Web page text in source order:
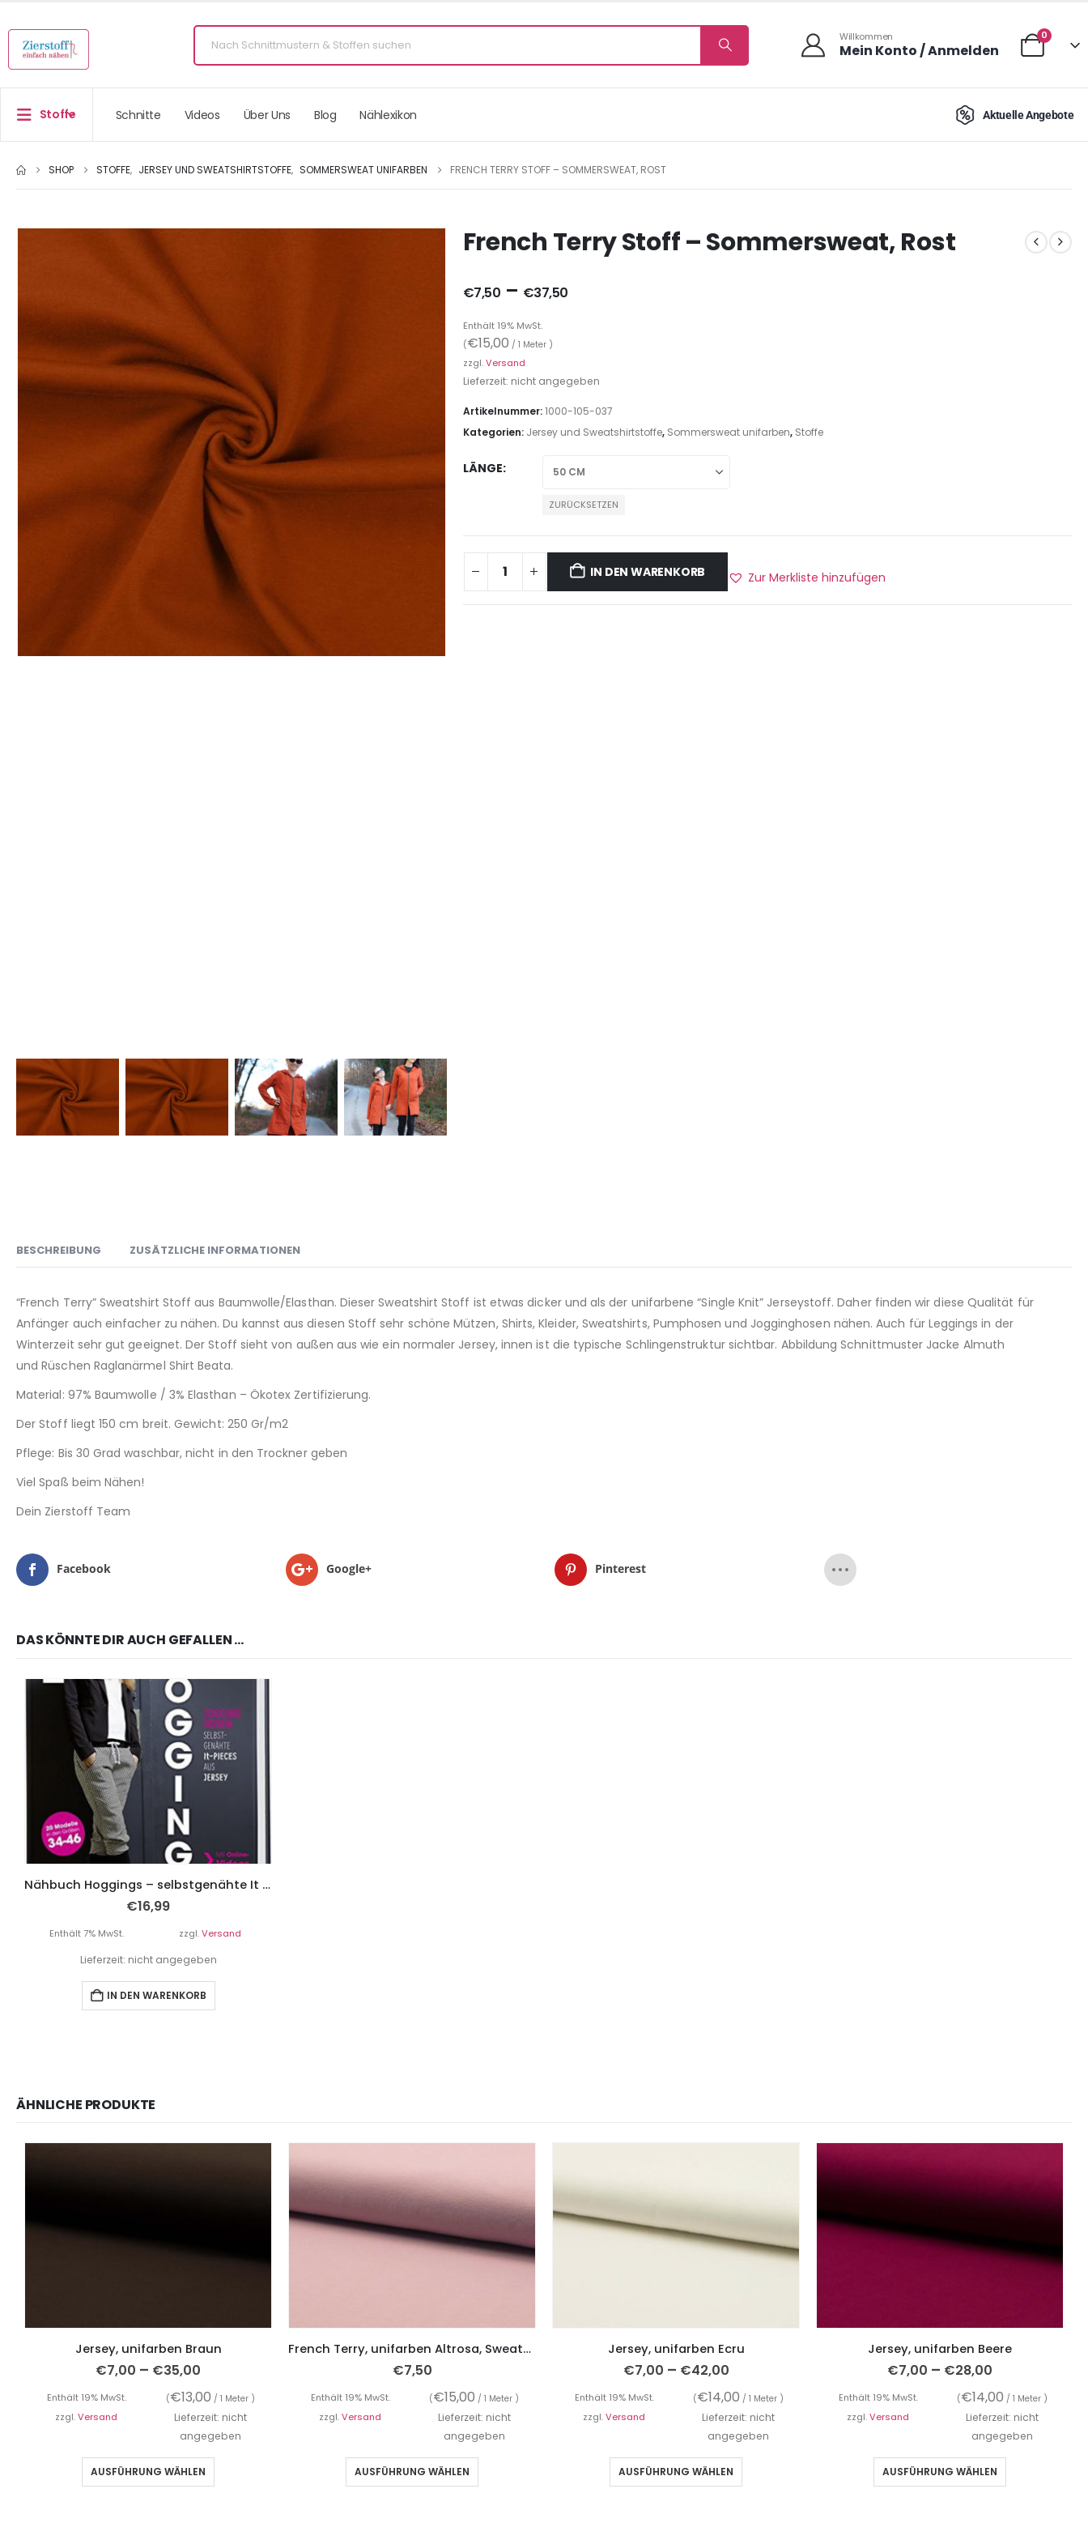
Willkommen
Mein Konto / Anmelden
0
Stoffe Schnitte Videos Über Uns Blog Nählexikon Aktuelle Angebote
SHOP STOFFE, JERSEY UND SWEATSHIRTSTOFFE, SOMMERSWEAT UNIFARBEN FRENCH TERRY STOFF – SOMMERSWEAT, ROST
French Terry Stoff – Sommersweat, Rost
€7,50 – €37,50
Enthält 19% MwSt.
(€15,00 / 1 Meter )
zzgl.Versand
Lieferzeit: nicht angegeben
Artikelnummer:1000-105-037
Kategorien: Jersey und Sweatshirtstoffe, Sommersweat unifarben, Stoffe
LÄNGE
ZURÜCKSETZEN
IN DEN WARENKORB Zur Merkliste hinzufügen
BESCHREIBUNG ZUSÄTZLICHE INFORMATIONEN
“French Terry” Sweatshirt Stoff aus Baumwolle/Elasthan. Dieser Sweatshirt Stoff ist etwas dicker und als der unifarbene “Single Knit” Jerseystoff. Daher finden wir diese Qualität für
Anfänger auch einfacher zu nähen. Du kannst aus diesen Stoff sehr schöne Mützen, Shirts, Kleider, Sweatshirts, Pumphosen und Jogginghosen nähen. Auch für Leggings in der
Winterzeit sehr gut geeignet. Der Stoff sieht von außen aus wie ein normaler Jersey, innen ist die typische Schlingenstruktur sichtbar. Abbildung Schnittmuster Jacke Almuth
und Rüschen Raglanärmel Shirt Beata.
Material: 97% Baumwolle / 3% Elasthan – Ökotex Zertifizierung.
Der Stoff liegt 150 cm breit. Gewicht: 250 Gr/m2
Pflege: Bis 30 Grad waschbar, nicht in den Trockner geben
Viel Spaß beim Nähen!
Dein Zierstoff Team
Facebook Google+ Pinterest
DAS KÖNNTE DIR AUCH GEFALLEN …
Nähbuch Hoggings – selbstgenähte It Pieces aus Jersey.
€16,99
Enthält 7% MwSt. zzgl.Versand
Lieferzeit: nicht angegeben
IN DEN WARENKORB
ÄHNLICHE PRODUKTE
Jersey, unifarben Braun
€7,00 – €35,00
Enthält 19% MwSt. (€13,00 / 1 Meter )
zzgl.Versand
Lieferzeit: nicht
angegeben
AUSFÜHRUNG WÄHLEN
French Terry, unifarben Altrosa, Sweatshirtstoff
€7,50
Enthält 19% MwSt. (€15,00 / 1 Meter )
zzgl.Versand
Lieferzeit: nicht
angegeben
AUSFÜHRUNG WÄHLEN
Jersey, unifarben Ecru
€7,00 – €42,00
Enthält 19% MwSt. (€14,00 / 1 Meter )
zzgl.Versand
Lieferzeit: nicht
angegeben
AUSFÜHRUNG WÄHLEN
Jersey, unifarben Beere
€7,00 – €28,00
Enthält 19% MwSt. (€14,00 / 1 Meter )
zzgl.Versand
Lieferzeit: nicht
angegeben
AUSFÜHRUNG WÄHLEN